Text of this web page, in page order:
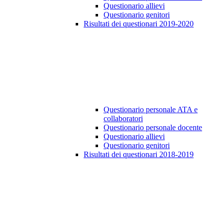
Questionario allievi
Questionario genitori
Risultati dei questionari 2019-2020
Questionario personale ATA e
collaboratori
Questionario personale docente
Questionario allievi
Questionario genitori
Risultati dei questionari 2018-2019